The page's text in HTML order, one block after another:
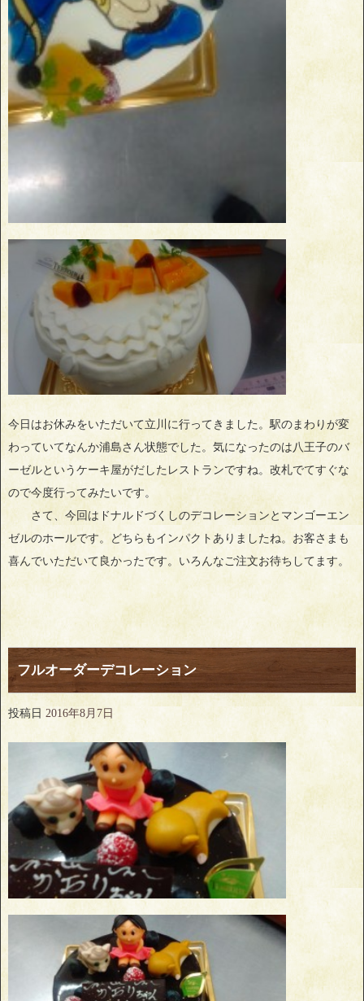
今日はお休みをいただいて立川に行ってきました。駅のまわりが変
わっていてなんか浦島さん状態でした。気になったのは八王子のバ
ーゼルというケーキ屋がだしたレストランですね。改札でてすぐな
ので今度行ってみたいです。
さて、今回はドナルドづくしのデコレーションとマンゴーエン
ゼルのホールです。どちらもインパクトありましたね。お客さまも
喜んでいただいて良かったです。いろんなご注文お待ちしてます。
フルオーダーデコレーション
投稿日 2016年8月7日